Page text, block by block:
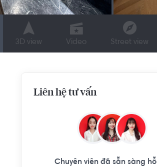
3D view Video Street view
Liên hệ tư vấn
Chuyên viên đã sẵn sàng